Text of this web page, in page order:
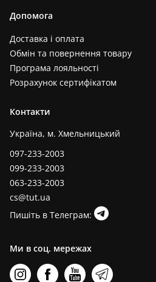
Допомога
Доставка і оплата
Обмін та повернення товару
Програма лояльності
Розрахунок сертифікатом
Контакти
Україна, м. Хмельницький
097-233-2003
099-233-2003
063-233-2003
cs@tut.ua
Пишіть в Телеграм:
Ми в соц. мережах